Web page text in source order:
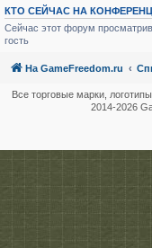
КТО СЕЙЧАС НА
Сейчас этот форум
гость
На GameFreedom.ru
Все торговые марки,
2014-2026